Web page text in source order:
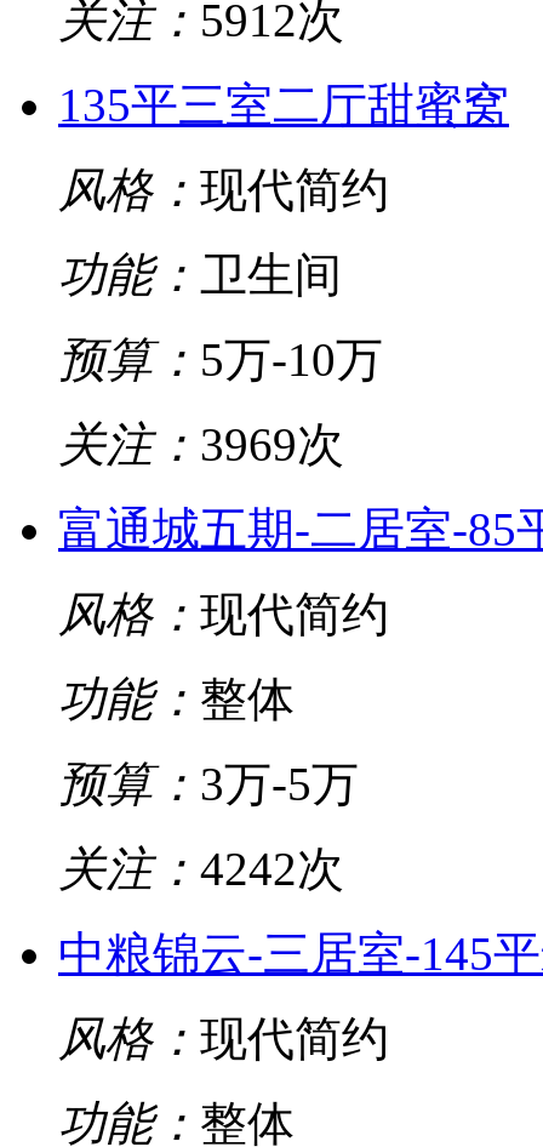
关注： 5912次
135平三室二厅甜蜜窝
风格： 现代简约
功能： 卫生间
预算： 5万-10万
关注： 3969次
富通城五期-二居室-85
风格： 现代简约
功能： 整体
预算： 3万-5万
关注： 4242次
中粮锦云-三居室-145
风格： 现代简约
功能： 整体